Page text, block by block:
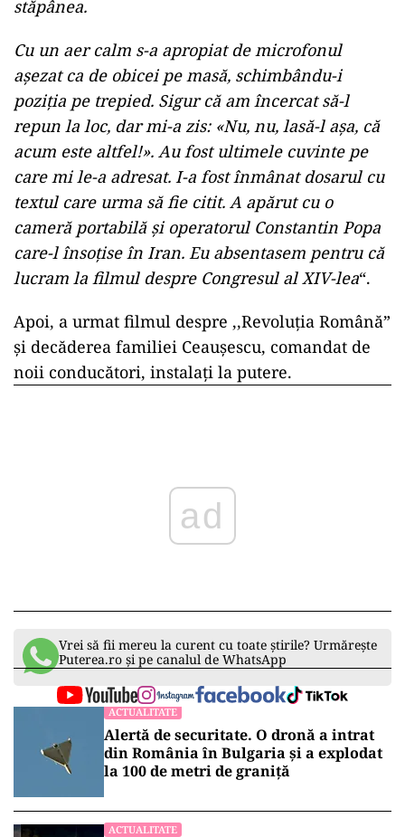
stăpânea.
Cu un aer calm s-a apropiat de microfonul
aşezat ca de obicei pe masă, schimbându-i
poziţia pe trepied. Sigur că am încercat să-l
repun la loc, dar mi-a zis: «Nu, nu, lasă-l aşa, că
acum este altfel!». Au fost ultimele cuvinte pe
care mi le-a adresat. I-a fost înmânat dosarul cu
textul care urma să fie citit. A apărut cu o
cameră portabilă şi operatorul Constantin Popa
care-l însoţise în Iran. Eu absentasem pentru că
lucram la filmul despre Congresul al XIV-lea“.
Apoi, a urmat filmul despre ,,Revoluția Română”
și decăderea familiei Ceaușescu, comandat de
noii conducători, instalați la putere.
ad
Vrei să fii mereu la curent cu toate știrile? Urmărește
Puterea.ro și pe canalul de WhatsApp
ACTUALITATE
Alertă de securitate. O dronă a intrat
din România în Bulgaria şi a explodat
la 100 de metri de graniţă
ACTUALITATE